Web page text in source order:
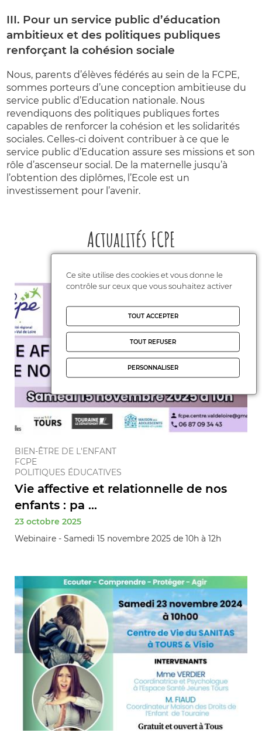
III. Pour un service public d’éducation
ambitieux et des politiques publiques
renforçant la cohésion sociale
Nous, parents d’élèves fédérés au sein de la FCPE,
sommes porteurs d’une conception ambitieuse du
service public d’Education nationale. Nous
revendiquons des politiques publiques fortes
capables de renforcer la cohésion et les solidarités
sociales. Celles-ci doivent contribuer à ce que le
service public d’Education assure ses missions et son
rôle d’ascenseur social. De la maternelle jusqu’à
l’obtention des diplômes, l’Ecole est un
investissement pour l’avenir.
Actualités FCPE
BIEN-ÊTRE DE L'ENFANT
FCPE
POLITIQUES ÉDUCATIVES
Vie affective et relationnelle de nos
enfants : pa ...
23 octobre 2025
Webinaire - Samedi 15 novembre 2025 de 10h à 12h
Ce site utilise des cookies et vous donne le
contrôle sur ceux que vous souhaitez activer
TOUT ACCEPTER
TOUT REFUSER
PERSONNALISER